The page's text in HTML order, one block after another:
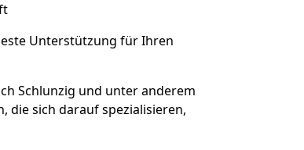
Unterstützung für Ihren
Schlunzig und unter anderem
die sich darauf spezialisieren,